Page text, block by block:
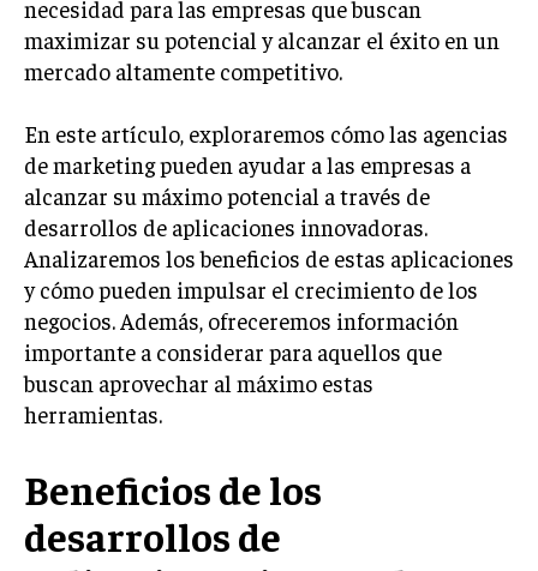
MARKETING
ESTRATEGIAS DE MARKETING
AGENCIAS DE MARKETING
AGENCIAS DE POSICIONAMIENTO WEB SEO
VENTA DE ENLACES
MARKETING DIGITAL
PUBLICIDAD
GESTIÓN DE PRODUCTOS
COMUNICACIÓN CORPORATIVA
necesidad para las empresas que buscan
maximizar su potencial y alcanzar el éxito en un
mercado altamente competitivo.
En este artículo, exploraremos cómo las agencias
de marketing pueden ayudar a las empresas a
alcanzar su máximo potencial a través de
desarrollos de aplicaciones innovadoras.
Analizaremos los beneficios de estas aplicaciones
y cómo pueden impulsar el crecimiento de los
negocios. Además, ofreceremos información
importante a considerar para aquellos que
buscan aprovechar al máximo estas
herramientas.
Beneficios de los
desarrollos de